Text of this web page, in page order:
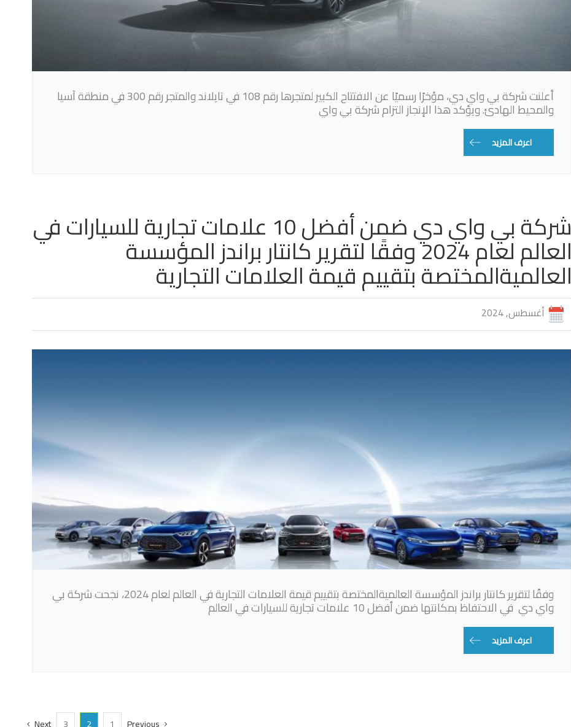
أعلنت شركة بي واي دي، مؤخرًا رسميًا عن الافتتاح الكبير لمتجرها رقم 108 في تايلاند والمتجر رقم 300 في منطقة آسيا
والمحيط الهادئ. ويؤكد هذا الإنجاز التزام شركة بي واي
اعرف المزيد
شركة بي واي دي ضمن أفضل 10 علامات تجارية للسيارات في
العالم لعام 2024 وفقًا لتقرير كانتار براندز المؤسسة
العالميةالمختصة بتقييم قيمة العلامات التجارية
أغسطس, 2024
وفقًا لتقرير كانتار براندز المؤسسة العالميةالمختصة بتقييم قيمة العلامات التجارية في العالم لعام 2024، نجحت شركة بي
واي دي في الاحتفاظ بمكانتها ضمن أفضل 10 علامات تجارية للسيارات في العالم
اعرف المزيد